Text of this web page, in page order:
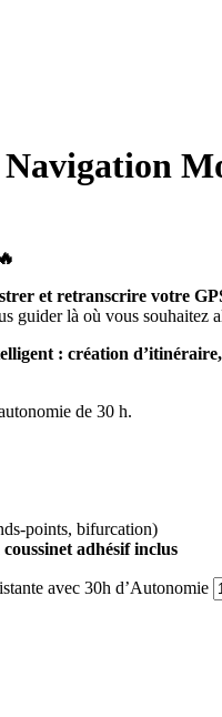
et retranscrire votre
guider là où vous souhaitez
: création
de 30 h.
points, bifurcation)
adhésif inclus
avec 30h d’Autonomie